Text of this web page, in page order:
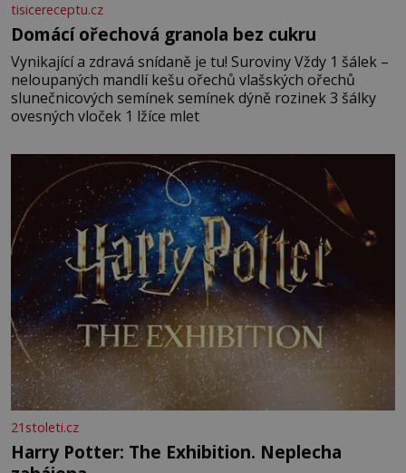
tisicereceptu.cz
Domácí ořechová granola bez cukru
Vynikající a zdravá snídaně je tu! Suroviny Vždy 1 šálek –
neloupaných mandlí kešu ořechů vlašských ořechů
slunečnicových semínek semínek dýně rozinek 3 šálky
ovesných vloček 1 lžíce mlet
21stoleti.cz
Harry Potter: The Exhibition. Neplecha